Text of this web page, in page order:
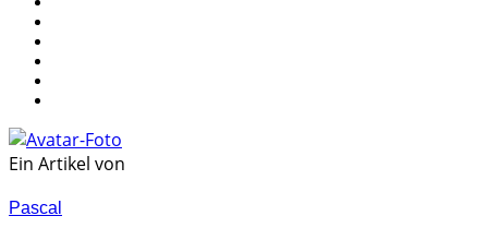
Ein Artikel von
Pascal